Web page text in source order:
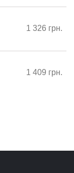
1 326 грн.
1 409 грн.